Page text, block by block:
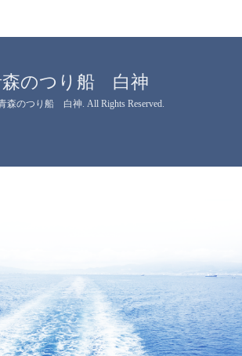
森のつり船 白神
森のつり船 白神. All Rights Reserved.